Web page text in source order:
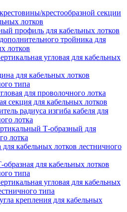
крестообразной секции
лотков
профиль для кабельных лотков
тройника для
лотков
угловая для кабельных
для кабельных лотков
типа
для проволочного лотка
секция для кабельных лотков
радиуса изгиба кабеля для
лотка
Т-образный для
лотка
для кабельных лотков лестничного
для кабельных лотков
типа
угловая для кабельных
типа
крепления для кабельных